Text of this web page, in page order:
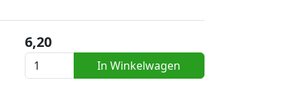
6,20
In Winkelwagen